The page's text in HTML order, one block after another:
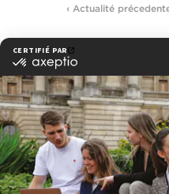
‹ Actualité
Voir